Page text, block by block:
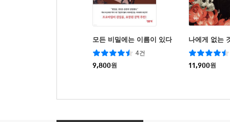
모든 비밀에는 이름이 있다
4건
9,800원
나에게 없는
11,900원